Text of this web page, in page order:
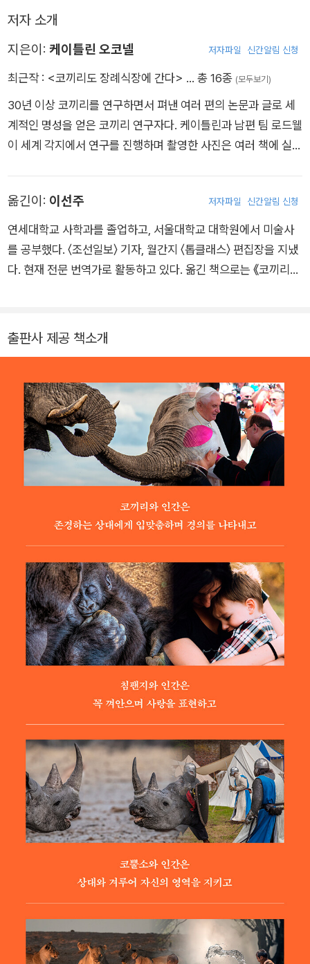
것이라 믿는다.
프리카에서 동물을 관찰한 경험을 바탕으로 야생동물도 인간과
마찬가지로 인사를 하고, 선물을 하고, 여행을 하며, 놀이를 한다
지구라는 행성에서 의례를 행하는 지적인 생명체가 인간 외에도
여럿 있다는 것을 알게 된다.
저자 소개
지은이: 케이틀린 오코넬 저자파일 신간알림 신청
최근작 : <코끼리도 장례식장에 간다> … 총 16종 (모두보기)
30년 이상 코끼리를 연구하면서 펴낸 여러 편의 논문과 글로 세
계적인 명성을 얻은 코끼리 연구자다. 케이틀린과 남편 팀 로드웰
이 세계 각지에서 연구를 진행하며 촬영한 사진은 여러 책에 실려
글로브』 등 여러 매체에 소개되면서 저자가 코끼리 연구자로서
주목받기 시작했다. 『코끼리 두목』(Elephant Don)은 다큐멘터
리 《코끼리 왕》(Elephant King)으로 제작되어 스미스소니언 다
큐멘터리 부문 수상작이 되었다. 『코끼리 과학자』(The Elephan
스』 등 여러 일간지, 학술지, 온라인 미디어에 소개되었다. 2014
기도 했다. 케이틀린은 남편과 함께 과학 지식의 대중화와 교육에
초점을 맞춘 비영리 단체 ‘유토피아 사이언티픽(Utopia Scientif
ic)’을 설립해 운영하고 있다. 현재 하버드 의과대학 이튼 피바디
연구소, 하버드 대학 환경 센터, 스탠퍼드 대학 보존 생물학 센터
의 겸임교수로 재직 중이다.
옮긴이: 이선주 저자파일 신간알림 신청
연세대학교 사학과를 졸업하고, 서울대학교 대학원에서 미술사
를 공부했다. 〈조선일보〉 기자, 월간지 〈톱클래스〉 편집장을 지냈
다. 현재 전문 번역가로 활동하고 있다. 옮긴 책으로는 《코끼리도
한 나라》, 《절대 성공하지 못할 거야》, 《애프터 라이프》, 《100가
출판사 제공 책소개